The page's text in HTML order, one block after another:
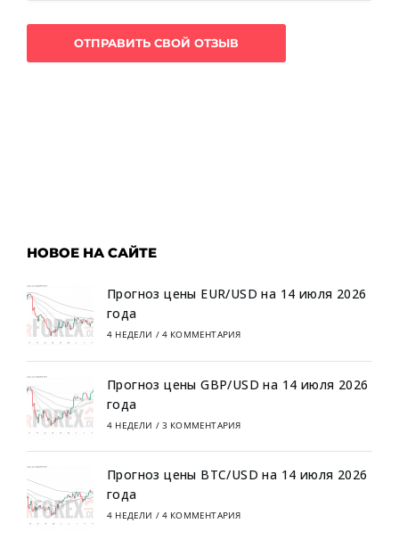
НОВОЕ НА САЙТЕ
Прогноз цены EUR/USD на 14 июля 2026
года
4 НЕДЕЛИ / 4 КОММЕНТАРИЯ
Прогноз цены GBP/USD на 14 июля 2026
года
4 НЕДЕЛИ / 3 КОММЕНТАРИЯ
Прогноз цены BTC/USD на 14 июля 2026
года
4 НЕДЕЛИ / 4 КОММЕНТАРИЯ